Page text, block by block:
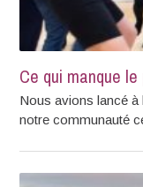
Ce qui manque
Nous avions lancé à
notre communauté